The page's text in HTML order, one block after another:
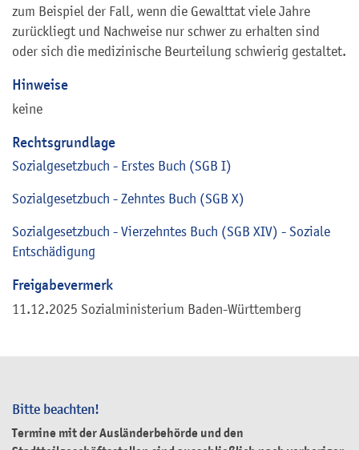
Bitte beachten!
Termine mit der Ausländerbehörde und den
zum Beispiel der Fall, wenn die Gewalttat viele Jahre
zurückliegt und Nachweise nur schwer zu erhalten sind
oder sich die medizinische Beurteilung schwierig gestaltet.
Hinweise
keine
Rechtsgrundlage
Sozialgesetzbuch - Erstes Buch (SGB I)
Sozialgesetzbuch - Zehntes Buch (SGB X)
Sozialgesetzbuch - Vierzehntes Buch (SGB XIV) - Soziale
Entschädigung
Freigabevermerk
11.12.2025 Sozialministerium Baden-Württemberg